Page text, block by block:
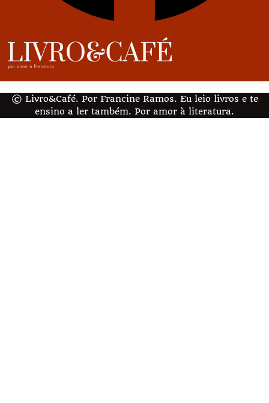
© Livro&Café. Por Francine Ramos. Eu leio livros e te
ensino a ler também. Por amor à literatura.